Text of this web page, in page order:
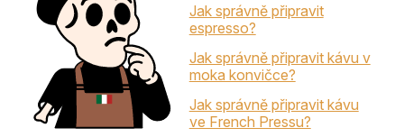
Jak správně připravit
espresso?
Jak správně připravit kávu v
moka konvičce?
Jak správně připravit kávu
ve French Pressu?